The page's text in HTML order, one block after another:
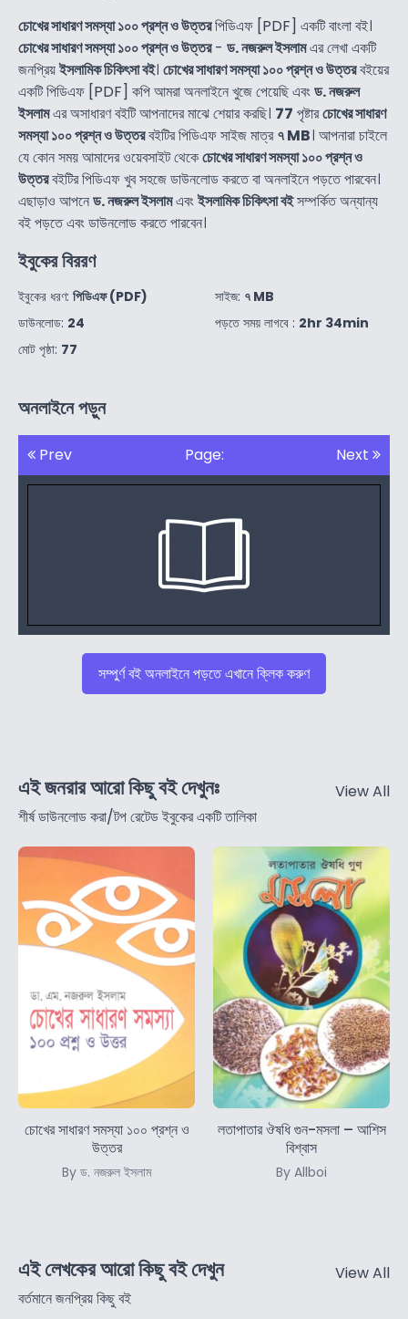
চোখের সাধারণ সমস্যা ১০০ প্রশ্ন ও উত্তরপিডিএফ [PDF] একটি বাংলা বই।
চোখের সাধারণ সমস্যা ১০০ প্রশ্ন ও উত্তর- ড. নজরুল ইসলামএর লেখা একটি
জনপ্রিয়ইসলামিক চিকিৎসা বই। চোখের সাধারণ সমস্যা ১০০ প্রশ্ন ও উত্তরবইয়ের
একটি পিডিএফ [PDF] কপি আমরা অনলাইনে খুজে পেয়েছি এবংড. নজরুল
ইসলামএর অসাধারণ বইটি আপনাদের মাঝে শেয়ার করছি। 77 পৃষ্টারচোখের সাধারণ
সমস্যা ১০০ প্রশ্ন ও উত্তরবইটির পিডিএফ সাইজ মাত্র৭ MB। আপনারা চাইলে
যে কোন সময় আমাদের ওয়েবসাইট থেকেচোখের সাধারণ সমস্যা ১০০ প্রশ্ন ও
উত্তরবইটির পিডিএফ খুব সহজে ডাউনলোড করতে বা অনলাইনে পড়তে পারবেন।
এছাড়াও আপনেড. নজরুল ইসলামএবংইসলামিক চিকিৎসা বইসম্পর্কিত অন্যান্য
বই পড়তে এবং ডাউনলোড করতে পারবেন।
ইবুকের বিররণ
ইবুকের ধরণ: পিডিএফ (PDF)
ডাউনলোড: 24
মোট পৃষ্ঠা: 77
সাইজ: ৭ MB
পড়তে সময় লাগবে : 2hr 34min
অনলাইনে পড়ুন
Prev Page: Next
সম্পুর্ণ বই অনলাইনে পড়তে এখানে ক্লিক করুণ
এই জনরার আরো কিছু বই দেখুনঃ
শীর্ষ ডাউনলোড করা/টপ রেটেড ইবুকের একটি তালিকা
View All
চোখের সাধারণ সমস্যা ১০০ প্রশ্ন ও
উত্তর
By ড. নজরুল ইসলাম
লতাপাতার ঔষধি গুন-মসলা – আশিস
বিশ্বাস
By Allboi
এই লেখকের আরো কিছু বই দেখুন
বর্তমানে জনপ্রিয় কিছু বই
View All